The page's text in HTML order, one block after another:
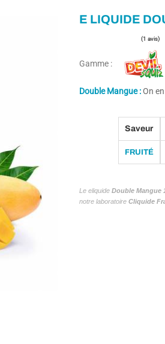
E LIQUIDE
Gamme :
Double Mangue :On
Saveur
FRUITÉ
Le eliquide Double Mangue
notre laboratoire Cliquide